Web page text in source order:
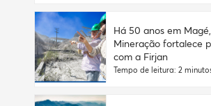
Há 50 anos em
Mineração fortalece
com a Firjan
Tempo de leitura: 2